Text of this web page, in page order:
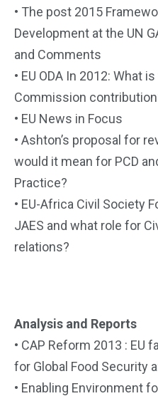
• The post 2015
Development at the UN
and Comments
• EU ODA In 2012: What
Commission
• EU News in Focus
• Ashton’s proposal for
would it mean for PCD
Practice?
• EU-Africa Civil Society
JAES and what role for
relations?
Analysis and Reports
• CAP Reform 2013 : EU
for Global Food Security
• Enabling Environment